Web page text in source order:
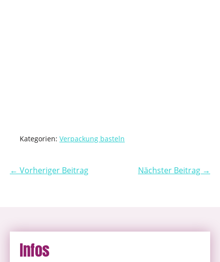
Kategorien: Verpackung basteln
← Vorheriger Beitrag Nächster Beitrag →
Infos